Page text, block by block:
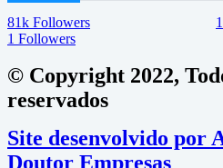
81k Followers 1
1 Followers
© Copyright 2022,
reservados
Site desenvolvido por
Doutor Empresas